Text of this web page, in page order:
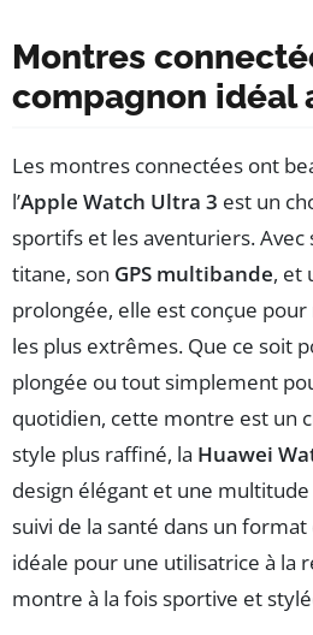
Montres
compagnon idéal
Les montres connectées ont
l’Apple Watch Ultra 3 est un
sportifs et les aventuriers.
titane, son GPS multibande, et
prolongée, elle est conçue
les plus extrêmes. Que ce soit
plongée ou tout simplement
quotidien, cette montre est un
style plus raffiné, la Huawei
design élégant et une
suivi de la santé dans un format
idéale pour une utilisatrice à la
montre à la fois sportive et